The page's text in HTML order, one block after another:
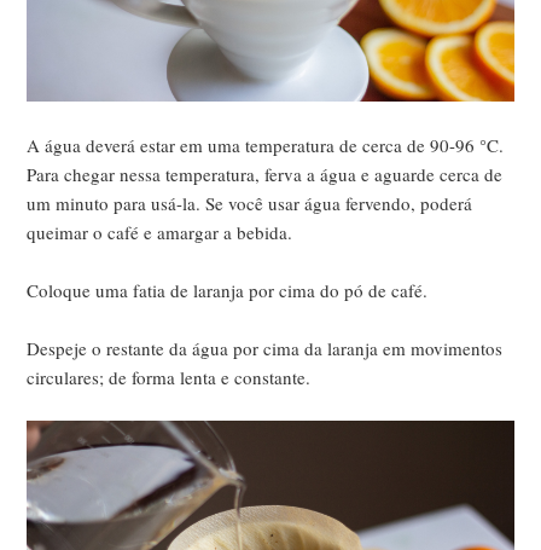
A água deverá estar em uma temperatura de cerca de 90-96 °C.
Para chegar nessa temperatura, ferva a água e aguarde cerca de
um minuto para usá-la. Se você usar água fervendo, poderá
queimar o café e amargar a bebida.
Coloque uma fatia de laranja por cima do pó de café.
Despeje o restante da água por cima da laranja em movimentos
circulares; de forma lenta e constante.